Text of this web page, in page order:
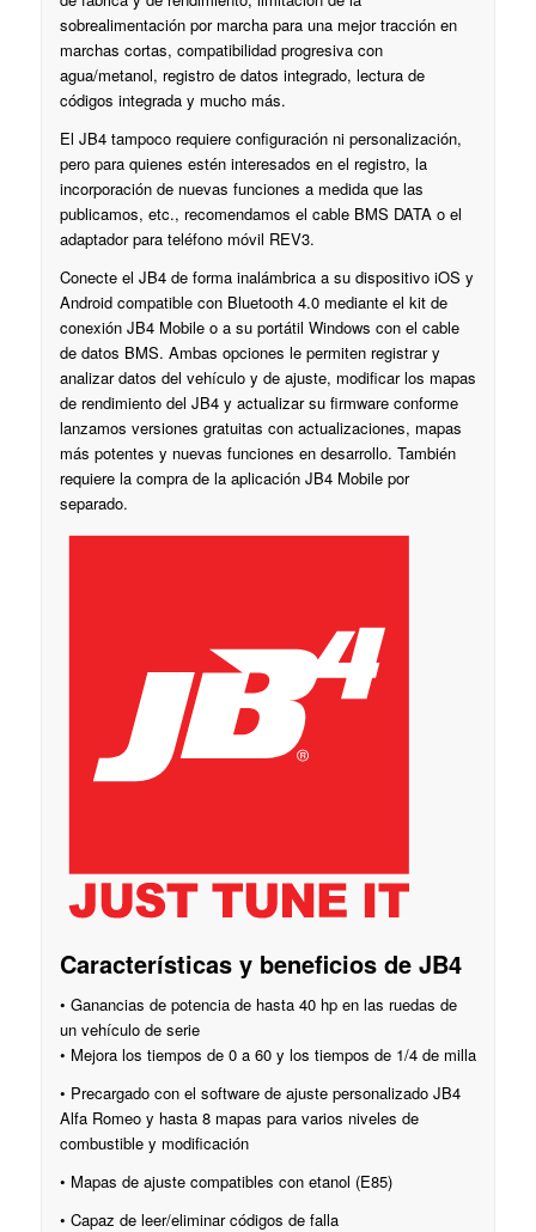
sobrealimentación por marcha para una mejor tracción en
marchas cortas, compatibilidad progresiva con
agua/metanol, registro de datos integrado, lectura de
códigos integrada y mucho más.
El JB4 tampoco requiere configuración ni personalización,
pero para quienes estén interesados ​​en el registro, la
incorporación de nuevas funciones a medida que las
publicamos, etc., recomendamos el cable BMS DATA o el
adaptador para teléfono móvil REV3.
Conecte el JB4 de forma inalámbrica a su dispositivo iOS y
Android compatible con Bluetooth 4.0 mediante el kit de
conexión JB4 Mobile o a su portátil Windows con el cable
de datos BMS. Ambas opciones le permiten registrar y
analizar datos del vehículo y de ajuste, modificar los mapas
de rendimiento del JB4 y actualizar su firmware conforme
lanzamos versiones gratuitas con actualizaciones, mapas
más potentes y nuevas funciones en desarrollo. También
requiere la compra de la aplicación JB4 Mobile por
separado.
Características y beneficios de JB4
• Ganancias de potencia de hasta 40 hp en las ruedas de
un vehículo de serie
• Mejora los tiempos de 0 a 60 y los tiempos de 1/4 de milla
• Precargado con el software de ajuste personalizado JB4
Alfa Romeo y hasta 8 mapas para varios niveles de
combustible y modificación
• Mapas de ajuste compatibles con etanol (E85)
• Capaz de leer/eliminar códigos de falla